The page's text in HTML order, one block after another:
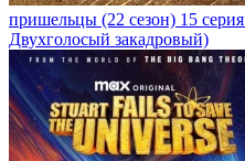
пришельцы (22 сезон) 15 серия
Двухголосый закадровый)